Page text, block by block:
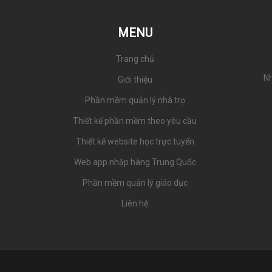
MENU
Trang chủ
Giới thiệu
Phần mềm quản lý nhà trọ
Thiết kế phần mềm theo yêu cầu
Thiết kế website học trực tuyến
Web app nhập hàng Trung Quốc
Phần mềm quản lý giáo dục
Liên hệ